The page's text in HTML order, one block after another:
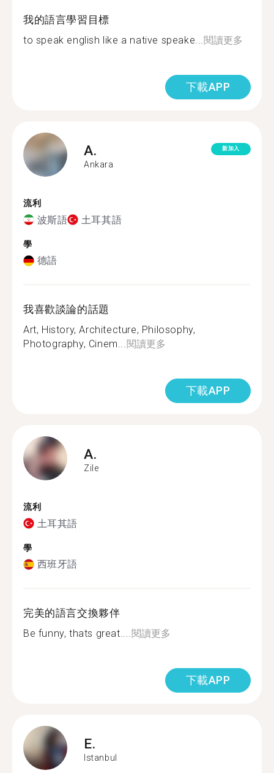
我的語言學習目標
to speak english like a native speake...閱讀更多
下載APP
A.
Ankara
新加入
流利
波斯語 土耳其語
學
德語
我喜歡談論的話題
Art, History, Architecture, Philosophy,
Photography, Cinem...閱讀更多
下載APP
A.
Zile
流利
土耳其語
學
西班牙語
完美的語言交換夥伴
Be funny, thats great....閱讀更多
下載APP
E.
Istanbul